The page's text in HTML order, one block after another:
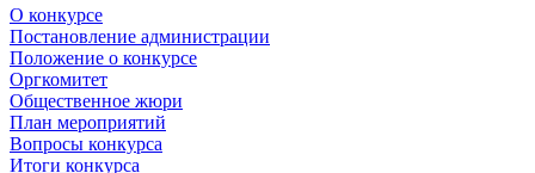
О конкурсе
Постановление администрации
Положение о конкурсе
Оргкомитет
Общественное жюри
План мероприятий
Вопросы конкурса
Итоги конкурса